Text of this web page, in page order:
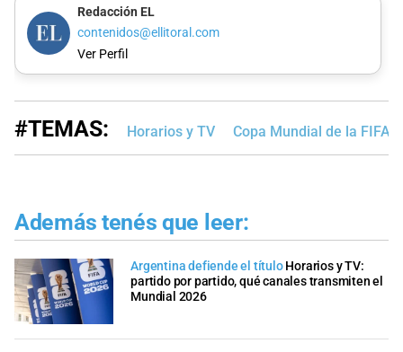
Redacción EL
contenidos@ellitoral.com
Ver Perfil
#TEMAS: Horarios y TV Copa Mundial de la FIFA
Además tenés que leer:
Argentina defiende el título Horarios y TV:
partido por partido, qué canales transmiten el
Mundial 2026